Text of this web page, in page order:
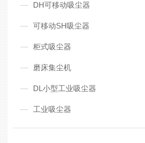
DH可移动吸尘器
可移动SH吸尘器
柜式吸尘器
磨床集尘机
DL小型工业吸尘器
工业吸尘器